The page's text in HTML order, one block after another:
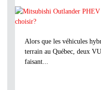
Alors que les véhicules
terrain au Québec, deux
faisant...